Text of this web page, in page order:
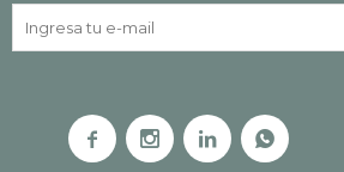
   